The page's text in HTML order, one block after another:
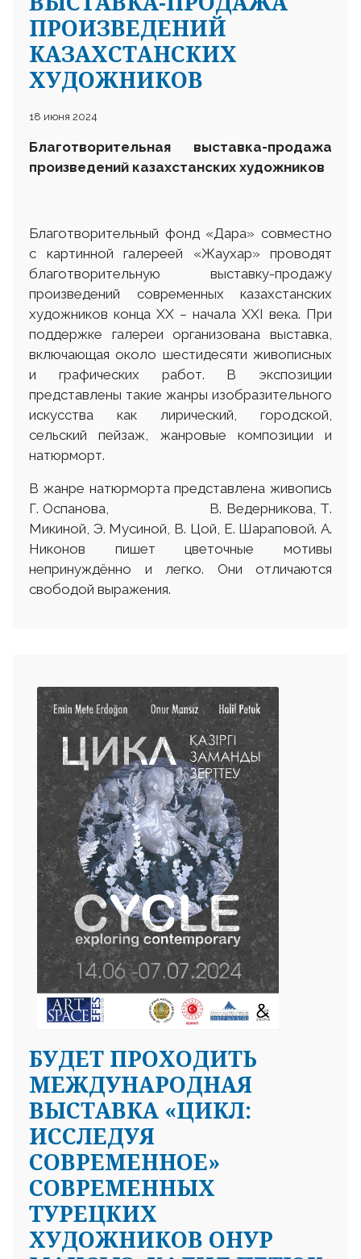
ПРОИЗВЕДЕНИЙ
КАЗАХСТАНСКИХ
ХУДОЖНИКОВ
18 июня 2024
Благотворительная выставка-продажа
произведений казахстанских художников
Благотворительный фонд «Дара» совместно
с картинной галереей «Жаухар» проводят
благотворительную выставку-продажу
произведений современных казахстанских
художников конца XX – начала XXI века. При
поддержке галереи организована выставка,
включающая около шестидесяти живописных
и графических работ. В экспозиции
представлены такие жанры изобразительного
искусства как лирический, городской,
сельский пейзаж, жанровые композиции и
натюрморт.
В жанре натюрморта представлена живопись
Г. Оспанова, В. Ведерникова, Т.
Микиной, Э. Мусиной, В. Цой, Е. Шараповой. А.
Никонов пишет цветочные мотивы
непринуждённо и легко. Они отличаются
свободой выражения.
БУДЕТ ПРОХОДИТЬ
МЕЖДУНАРОДНАЯ
ВЫСТАВКА «ЦИКЛ:
ИССЛЕДУЯ
СОВРЕМЕННОЕ»
СОВРЕМЕННЫХ
ТУРЕЦКИХ
ХУДОЖНИКОВ ОНУР